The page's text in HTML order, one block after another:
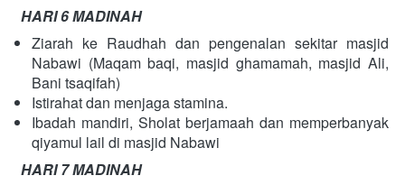
HARI 6 MADINAH
Ziarah ke Raudhah dan pengenalan sekitar masjid
Nabawi (Maqam baqi, masjid ghamamah, masjid Ali,
Bani tsaqifah)
Istirahat dan menjaga stamina.
Ibadah mandiri, Sholat berjamaah dan memperbanyak
qiyamul lail di masjid Nabawi
HARI 7 MADINAH